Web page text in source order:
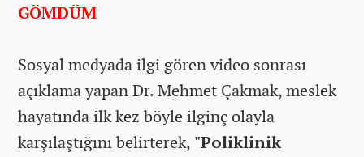
GÖMDÜM
Sosyal medyada ilgi gören video sonrası
açıklama yapan Dr. Mehmet Çakmak, meslek
hayatında ilk kez böyle ilginç olayla
karşılaştığını belirterek, "Poliklinik